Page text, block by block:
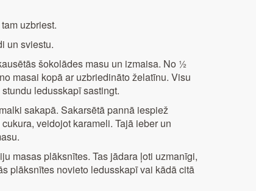
uzbriest.
un sviestu.
šokolādes masu un izmaisa. No ½
masai kopā ar uzbriedināto želatīnu. Visu
ledusskapī sastingt.
sakapā. Sakarsētā pannā iespiež
veidojot karameli. Tajā ieber un
masas plāksnītes. Tas jādara ļoti uzmanīgi,
plāksnītes novieto ledusskapī vai kādā citā